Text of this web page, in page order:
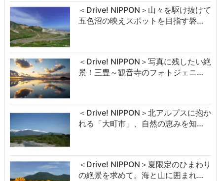
＜Drive! NIPPON＞山々を駆け抜けて
五色沼の映えスポットを目指す磐…
＜Drive! NIPPON＞写真に残したい絶
景！三豊～観音寺のフォトジェニ…
＜Drive! NIPPON＞北アルプスに抱か
れる「大町市」、自然の恵みを知…
＜Drive! NIPPON＞夏限定のひまわり
の絶景を求めて。海と山に囲まれ…